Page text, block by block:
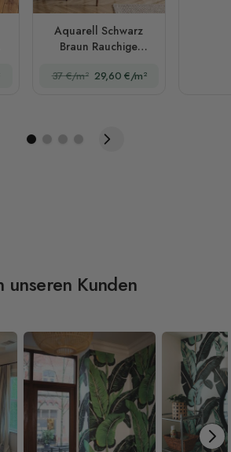
Aquarell Schwarz
Braun Rauchige
37 €/m² 29,60 €/m²
unseren Kunden